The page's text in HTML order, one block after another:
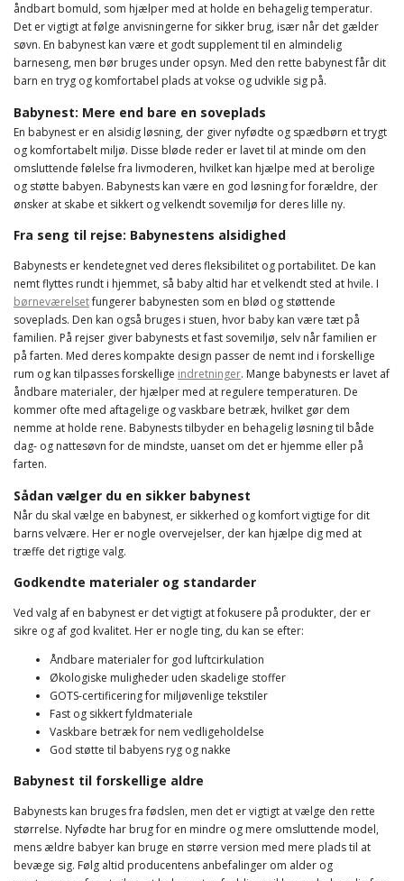
åndbart bomuld, som hjælper med at holde en behagelig temperatur.
Det er vigtigt at følge anvisningerne for sikker brug, især når det gælder
søvn. En babynest kan være et godt supplement til en almindelig
barneseng, men bør bruges under opsyn. Med den rette babynest får dit
barn en tryg og komfortabel plads at vokse og udvikle sig på.
Babynest: Mere end bare en soveplads
En babynest er en alsidig løsning, der giver nyfødte og spædbørn et trygt
og komfortabelt miljø. Disse bløde reder er lavet til at minde om den
omsluttende følelse fra livmoderen, hvilket kan hjælpe med at berolige
og støtte babyen. Babynests kan være en god løsning for forældre, der
ønsker at skabe et sikkert og velkendt sovemiljø for deres lille ny.
Fra seng til rejse: Babynestens alsidighed
Babynests er kendetegnet ved deres fleksibilitet og portabilitet. De kan
nemt flyttes rundt i hjemmet, så baby altid har et velkendt sted at hvile. I
børneværelsetfungerer babynesten som en blød og støttende
soveplads. Den kan også bruges i stuen, hvor baby kan være tæt på
familien. På rejser giver babynests et fast sovemiljø, selv når familien er
på farten. Med deres kompakte design passer de nemt ind i forskellige
rum og kan tilpasses forskellige indretninger. Mange babynests er lavet af
åndbare materialer, der hjælper med at regulere temperaturen. De
kommer ofte med aftagelige og vaskbare betræk, hvilket gør dem
nemme at holde rene. Babynests tilbyder en behagelig løsning til både
dag- og nattesøvn for de mindste, uanset om det er hjemme eller på
farten.
Sådan vælger du en sikker babynest
Når du skal vælge en babynest, er sikkerhed og komfort vigtige for dit
barns velvære. Her er nogle overvejelser, der kan hjælpe dig med at
træffe det rigtige valg.
Godkendte materialer og standarder
Ved valg af en babynest er det vigtigt at fokusere på produkter, der er
sikre og af god kvalitet. Her er nogle ting, du kan se efter:
Åndbare materialer for god luftcirkulation
Økologiske muligheder uden skadelige stoffer
GOTS-certificering for miljøvenlige tekstiler
Fast og sikkert fyldmateriale
Vaskbare betræk for nem vedligeholdelse
God støtte til babyens ryg og nakke
Babynest til forskellige aldre
Babynests kan bruges fra fødslen, men det er vigtigt at vælge den rette
størrelse. Nyfødte har brug for en mindre og mere omsluttende model,
mens ældre babyer kan bruge en større version med mere plads til at
bevæge sig. Følg altid producentens anbefalinger om alder og